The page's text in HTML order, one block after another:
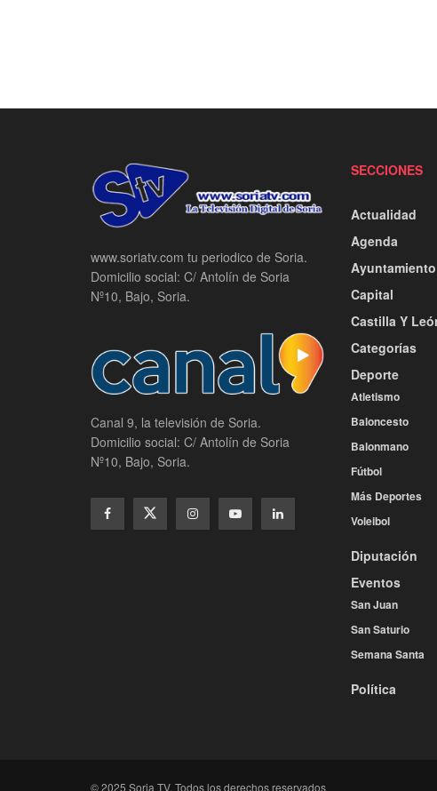
www.soriatv.com tu periodico de Soria.
Domicilio social: C/ Antolín de Soria
Nº10, Bajo, Soria.
Canal 9, la televisión de Soria.
Domicilio social: C/ Antolín de Soria
Nº10, Bajo, Soria.
SECCIONES
Actualidad
Agenda
Ayuntamiento
Capital
Castilla Y
Categorías
Deporte
Atletismo
Baloncesto
Balonmano
Fútbol
Más Deportes
Voleibol
Diputación
Eventos
San Juan
San Saturio
Semana Santa
Política
© 2025 Soria TV. Todos los derechos reservados